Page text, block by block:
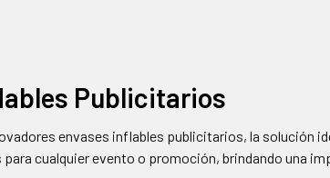
Publicitarios
envases inflables publicitarios, la solución
cualquier evento o promoción, brindando una